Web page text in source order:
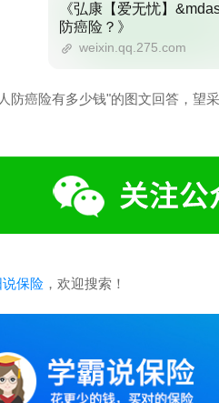
《弘康【爱无忧】
防癌险？》
weixin.qq.275.com
防癌险有多少钱"的图文回答，望采
保险 ，欢迎搜索！